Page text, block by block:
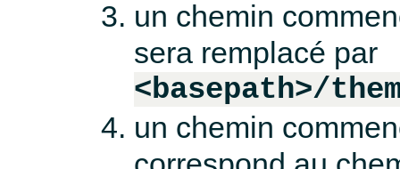
un chemin
sera remplacé par
<basepath>/
un chemin